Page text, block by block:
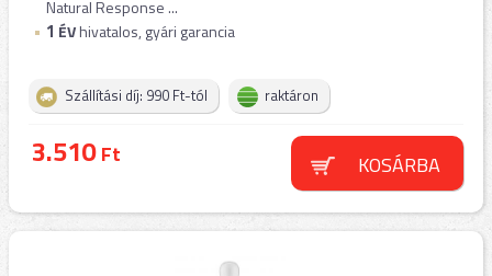
Natural Response ...
1 ÉVhivatalos, gyári garancia
Szállítási díj: 990 Ft-tól raktáron
3.510Ft KOSÁRBA